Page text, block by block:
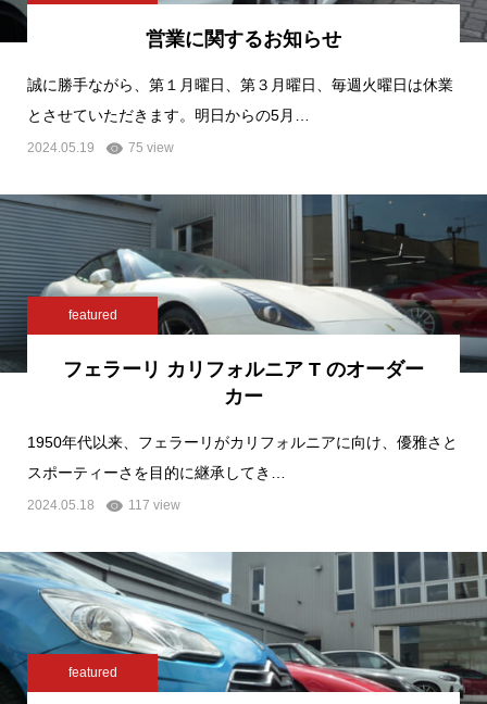
営業に関するお知らせ
誠に勝手ながら、第１月曜日、第３月曜日、毎週火曜日は休業
とさせていただきます。明日からの5月…
2024.05.19 75 view
featured
フェラーリ カリフォルニア T のオーダー
カー
1950年代以来、フェラーリがカリフォルニアに向け、優雅さと
スポーティーさを目的に継承してき…
2024.05.18 117 view
featured